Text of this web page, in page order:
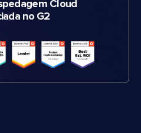
Cloud
no G2